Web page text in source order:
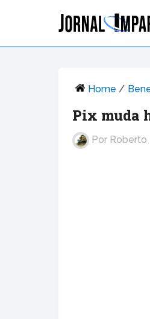
Home /
Pix muda
Por Roberto